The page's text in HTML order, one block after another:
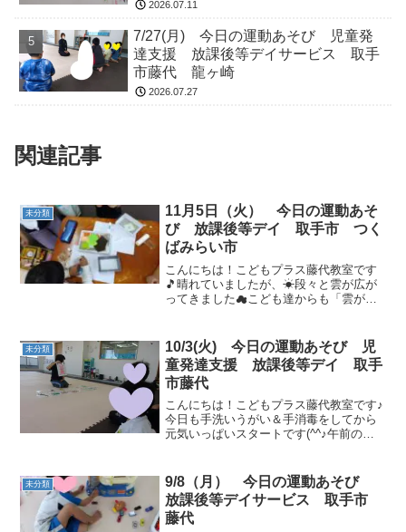
2026.07.11
7/27(月) 今日の運動あそび 児童発
達支援 放課後等デイサービス 取手
市藤代 龍ヶ崎
2026.07.27
関連記事
未分類
11月5日（火） 今日の運動あそ
び 放課後等デイ 取手市 つく
ばみらい市
こんにちは！こどもプラス藤代教室です
🎵晴れていましたが、☀段々と雲が広が
ってきました☁こども達からも「雲がい
ました🥰マントのように紙をつけて、
「見て！スーパーマン！」と...
未分類
10/3(火) 今日の運動あそび 児
童発達支援 放課後等デイ 取手
市藤代
こんにちは！こどもプラス藤代教室です♪
今日も手洗いうがい＆手消毒をしてから
元気いっぱいスタートです(^^♪午前の運
ン！ などみんなの大きな声が聞こえて
きます なぞなぞゲ...
未分類
9/8（月） 今日の運動あそび
放課後等デイサービス 取手市
藤代